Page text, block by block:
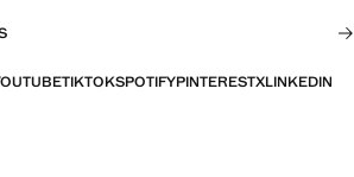
TIKTOKSPOTIFYPINTERESTXLINKEDIN